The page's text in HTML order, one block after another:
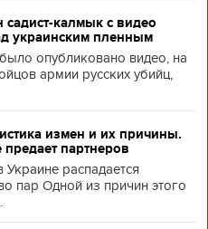
калмык с видео
украинским пленным
опубликовано видео, на
армии русских убийц,
измен и их причины.
партнеров
распадается
пар Одной из причин этого